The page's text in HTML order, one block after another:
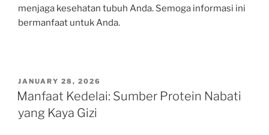
menjaga kesehatan tubuh Anda. Semoga informasi ini
bermanfaat untuk Anda.
POSTED
ON
JANUARY 28, 2026
Manfaat Kedelai: Sumber Protein Nabati
yang Kaya Gizi